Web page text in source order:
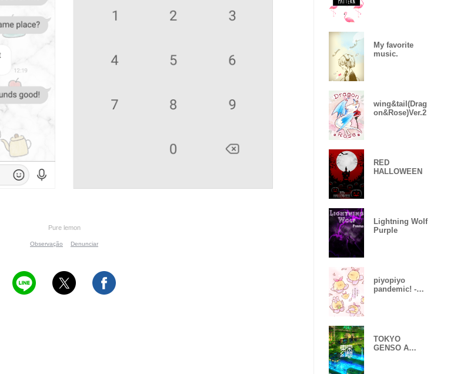
Pure lemon
Observação Denunciar
My favorite
music.
wing&tail(Drag
on&Rose)Ver.2
RED
HALLOWEEN
Lightning Wolf
Purple
piyopiyo
pandemic! -
TOKYO
GENSO A